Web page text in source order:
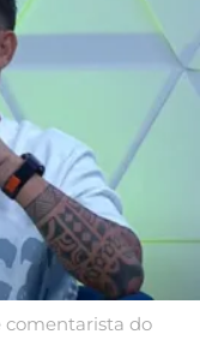
comentarista do